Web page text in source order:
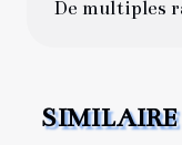
De multiples
SIMILAIRE